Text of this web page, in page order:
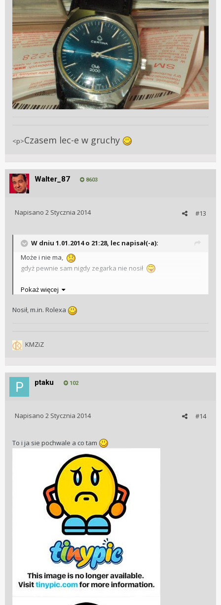
<p>Czasem lec-e w gruchy
Walter_87 8603
#13
Napisano 2 Stycznia 2014
W dniu 1.01.2014 o 21:28, lec napisał(-a):
Może i nie ma,
gdyż pewnie sam nigdy zegarka nie nosił
Pokaż więcej
Nosił, m.in. Rolexa
KMZiZ
ptaku 102
#14
Napisano 2 Stycznia 2014
To i ja sie pochwale a co tam